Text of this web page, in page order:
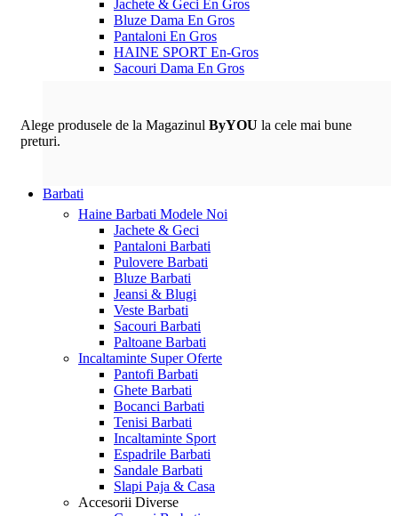
Jachete & Geci En Gros
Bluze Dama En Gros
Pantaloni En Gros
HAINE SPORT En-Gros
Sacouri Dama En Gros
Alege produsele de la Magazinul ByYOU la cele mai bune
preturi.
Barbati
Haine Barbati Modele Noi
Jachete & Geci
Pantaloni Barbati
Pulovere Barbati
Bluze Barbati
Jeansi & Blugi
Veste Barbati
Sacouri Barbati
Paltoane Barbati
Incaltaminte Super Oferte
Pantofi Barbati
Ghete Barbati
Bocanci Barbati
Tenisi Barbati
Incaltaminte Sport
Espadrile Barbati
Sandale Barbati
Slapi Paja & Casa
Accesorii Diverse